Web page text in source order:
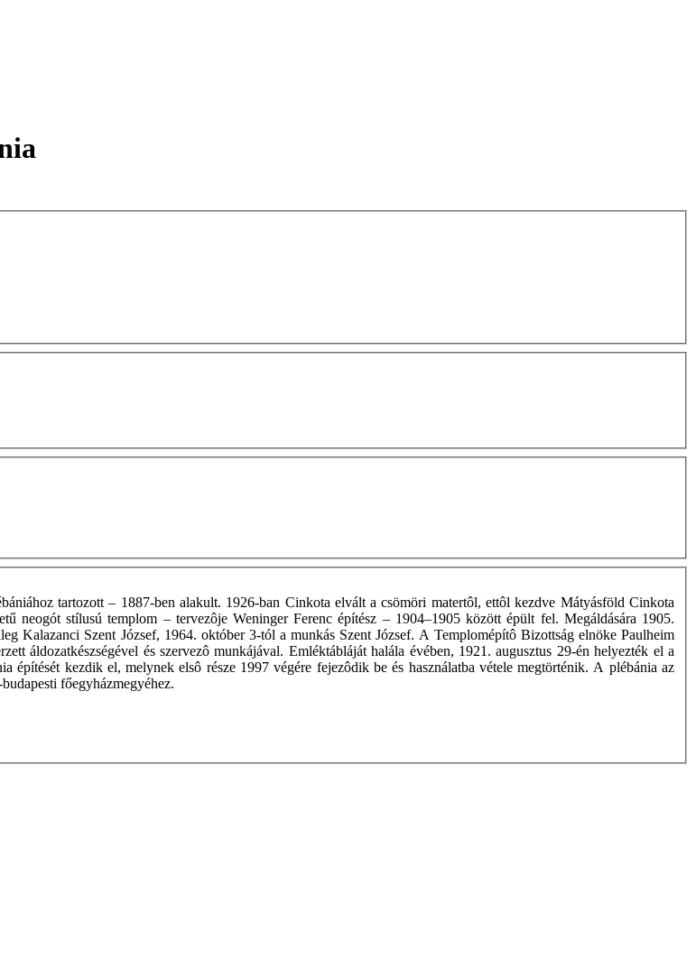
tartozott – 1887-ben alakult. 1926-ban Cinkota elvált a csömöri matertôl, ettôl kezdve Mátyásföld Cinkota
stílusú templom – tervezôje Weninger Ferenc építész – 1904–1905 között épült fel. Megáldására 1905.
Kalazanci Szent József, 1964. október 3-tól a munkás Szent József. A Templomépítô Bizottság elnöke Paulheim
áldozatkészségével és szervezô munkájával. Emléktábláját halála évében, 1921. augusztus 29-én helyezték el a
építését kezdik el, melynek elsô része 1997 végére fejezôdik be és használatba vétele megtörténik. A plébánia az
főegyházmegyéhez.